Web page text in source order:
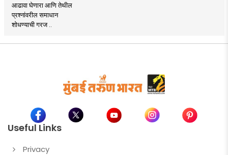
आढावा घेणारा आणि तेथील
प्रश्नांवरील समाधान
शोधण्याची गरज ..
Useful Links
Privacy